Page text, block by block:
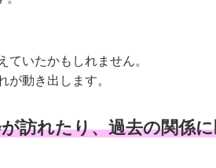
いたかもしれません。
が動き出します。
訪れたり、過去の関係